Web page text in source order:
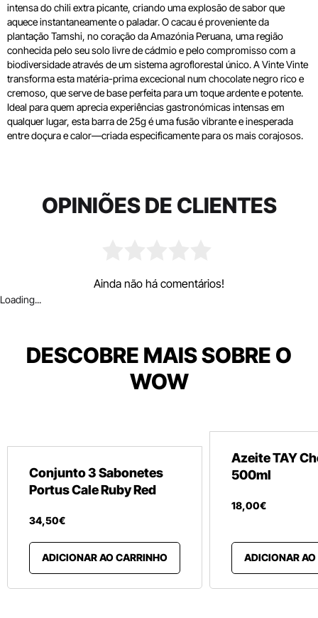
intensa do chili extra picante, criando uma explosão de sabor que
aquece instantaneamente o paladar. O cacau é proveniente da
plantação Tamshi, no coração da Amazónia Peruana, uma região
conhecida pelo seu solo livre de cádmio e pelo compromisso com a
biodiversidade através de um sistema agroflorestal único. A Vinte Vinte
transforma esta matéria-prima excecional num chocolate negro rico e
cremoso, que serve de base perfeita para um toque ardente e potente.
Ideal para quem aprecia experiências gastronómicas intensas em
qualquer lugar, esta barra de 25g é uma fusão vibrante e inesperada
entre doçura e calor—criada especificamente para os mais corajosos.
OPINIÕES DE CLIENTES
Ainda não há comentários!
Loading...
DESCOBRE MAIS SOBRE O
WOW
Conjunto 3 Sabonetes
Portus Cale Ruby Red
34,50€
ADICIONAR AO CARRINHO
Azeite TAY
500ml
18,00€
ADICIONAR